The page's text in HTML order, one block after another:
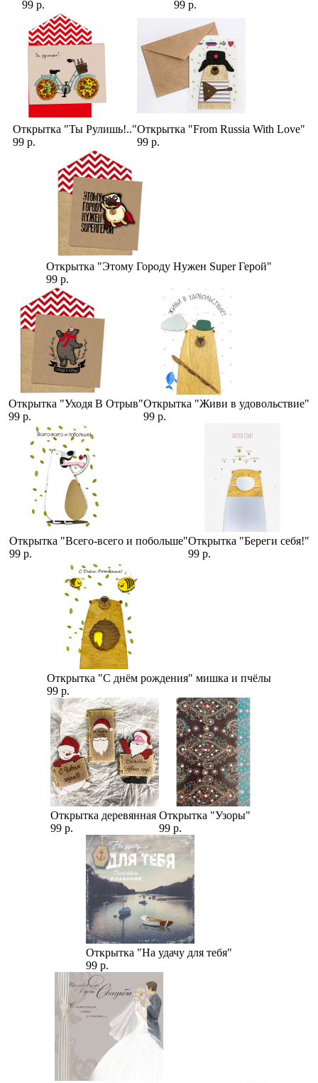
99 р. 99 р.
Открытка "Ты Рулишь!.."
99 р.
Открытка "From Russia With Love"
99 р.
Открытка "Этому Городу Нужен Super Герой"
99 р.
Открытка "Уходя В Отрыв"
99 р.
Открытка "Живи в удовольствие"
99 р.
Открытка "Всего-всего и побольше"
99 р.
Открытка "Береги себя!"
99 р.
Открытка "С днём рождения" мишка и пчёлы
99 р.
Открытка деревянная
99 р.
Открытка "Узоры"
99 р.
Открытка "На удачу для тебя"
99 р.